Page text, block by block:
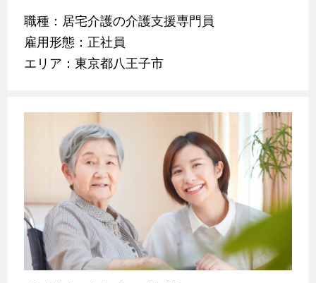
職種：居宅介護の介護支援専門員
雇用形態：正社員
エリア：東京都八王子市